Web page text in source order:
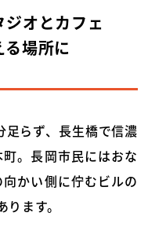
オとカフェ
場所に
らず、長生橋で信濃
。長岡市民にはおな
かい側に佇むビルの
ます。